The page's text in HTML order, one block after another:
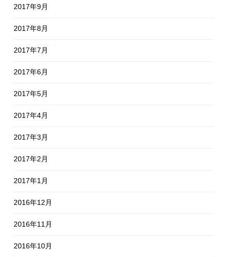
2017年9月
2017年8月
2017年7月
2017年6月
2017年5月
2017年4月
2017年3月
2017年2月
2017年1月
2016年12月
2016年11月
2016年10月